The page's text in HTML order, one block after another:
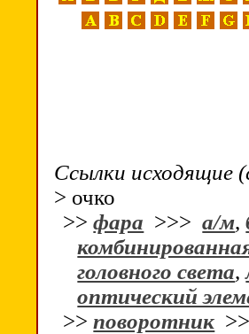
Ссылки исходящие
> очко
>>фара >>>а/м,
головного света,
оптический
>>поворотник